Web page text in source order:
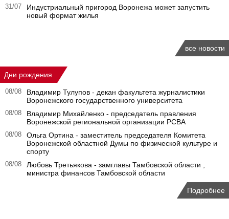
31/07
Индустриальный пригород Воронежа может запустить
новый формат жилья
все новости
Дни рождения
08/08
Владимир Тулупов - декан факультета журналистики
Воронежского государственного университета
08/08
Владимир Михайленко - председатель правления
Воронежской региональной организации РСВА
08/08
Ольга Ортина - заместитель председателя Комитета
Воронежской областной Думы по физической культуре и
спорту
08/08
Любовь Третьякова - замглавы Тамбовской области ,
министра финансов Тамбовской области
Подробнее